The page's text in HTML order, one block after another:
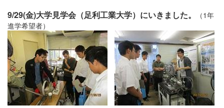
9/29(金)大学見学会（足利工業大学）にいきました。
（1年
進学希望者）